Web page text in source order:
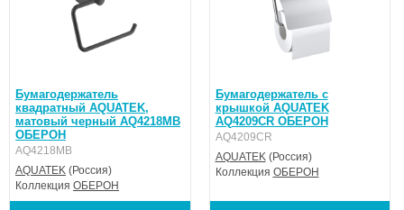
Бумагодержатель
квадратный AQUATEK,
матовый черный AQ4218MB
ОБЕРОН
AQ4218MB
AQUATEK (Россия)
Коллекция ОБЕРОН
Бумагодержатель с
крышкой AQUATEK
AQ4209CR ОБЕРОН
AQ4209CR
AQUATEK(Россия)
Коллекция ОБЕРОН